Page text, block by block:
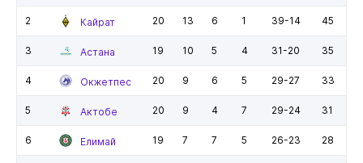
2 Кайрат 20 13 6 1 39-14 45
3 Астана 19 10 5 4 31-20 35
4 Окжетпес 20 9 6 5 29-27 33
5 Актобе 20 9 4 7 29-24 31
6 Елимай 19 7 7 5 26-23 28